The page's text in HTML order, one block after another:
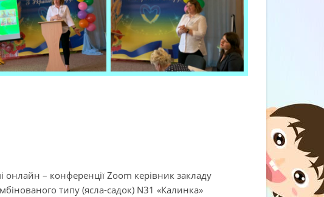
– конференції Zoom керівник закладу
типу (ясла-садок) N31 «Калинка»